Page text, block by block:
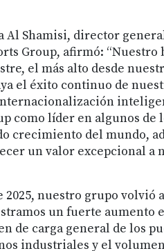
Al Shamisi, director
Group, afirmó: “Nuestro
el más alto desde
el éxito continuo de
como líder en algunos de
crecimiento del mundo,
un valor excepcional a
nuestro grupo volvió
un fuerte aumento
de carga general de los
industriales y el